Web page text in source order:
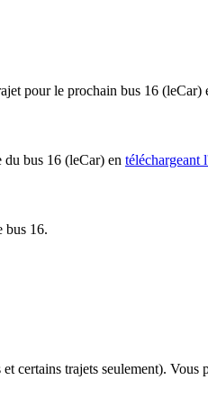
pour le prochain bus 16 (leCar)
du bus 16 (leCar) en téléchargeant
bus 16.
certains trajets seulement).